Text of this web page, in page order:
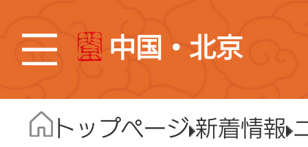
中国・北京
トップページ 新着情報